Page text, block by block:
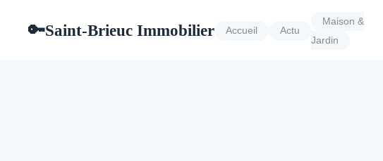
🔑Saint-Brieuc Immobilier Accueil Actu
Maison &
Jardin